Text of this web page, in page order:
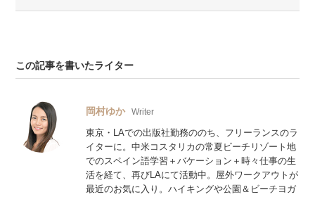
この記事を書いたライター
岡村ゆか Writer
東京・LAでの出版社勤務ののち、フリーランスのラ
イターに。中米コスタリカの常夏ビーチリゾート地
でのスペイン語学習＋バケーション＋時々仕事の生
活を経て、再びLAにて活動中。屋外ワークアウトが
最近のお気に入り。ハイキングや公園＆ビーチヨガ